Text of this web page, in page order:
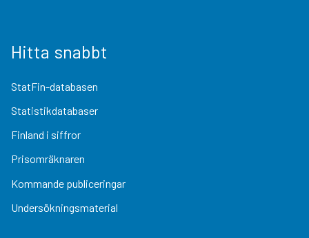
Hitta snabbt
StatFin-databasen
Statistikdatabaser
Finland i siffror
Prisomräknaren
Kommande publiceringar
Undersökningsmaterial